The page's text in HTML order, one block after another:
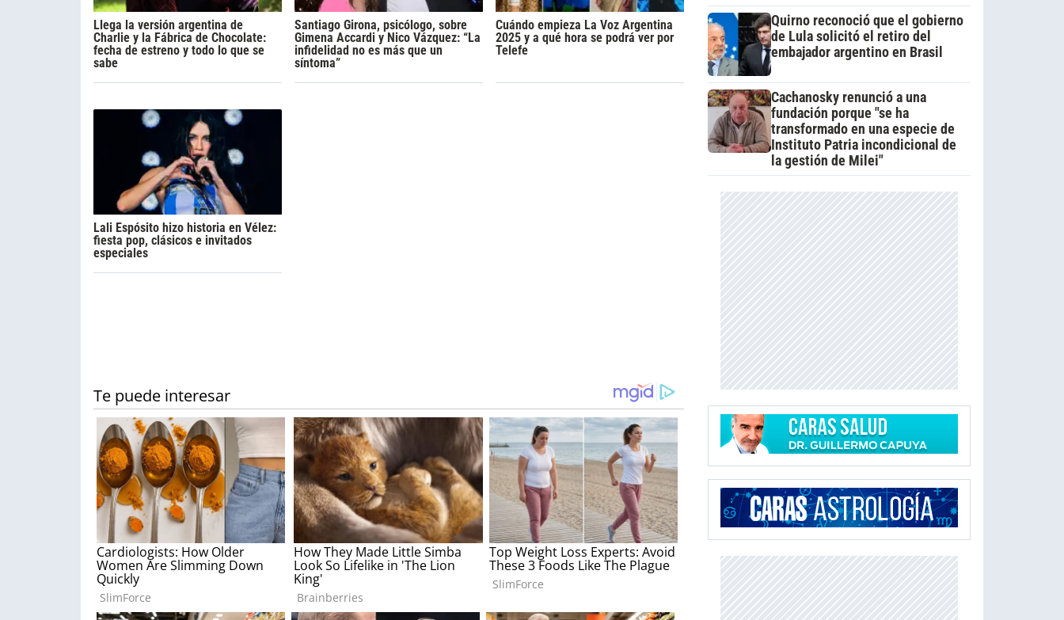
Llega la versión argentina de
Charlie y la Fábrica de Chocolate:
fecha de estreno y todo lo que se
sabe
Santiago Girona, psicólogo, sobre
Gimena Accardi y Nico Vázquez: “La
infidelidad no es más que un
síntoma”
Cuándo empieza La Voz Argentina
2025 y a qué hora se podrá ver por
Telefe
Lali Espósito hizo historia en Vélez:
fiesta pop, clásicos e invitados
especiales
Quirno reconoció que el gobierno
de Lula solicitó el retiro del
embajador argentino en Brasil
Cachanosky renunció a una
fundación porque "se ha
transformado en una especie de
Instituto Patria incondicional de
la gestión de Milei"